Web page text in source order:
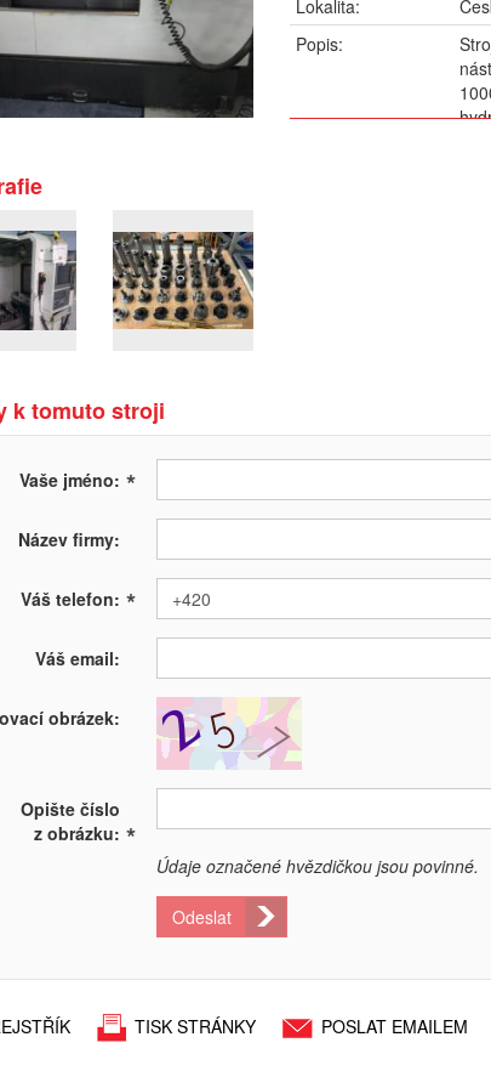
Lokalita:
Popis:
k tomuto stroji
Vaše jméno: *
Název firmy:
Váš telefon: *
Váš email:
obrázek:
Opište číslo
z obrázku: *
Údaje označené hvězdičkou jsou povinné.
Odeslat
TISK STRÁNKY POSLAT EMAILEM